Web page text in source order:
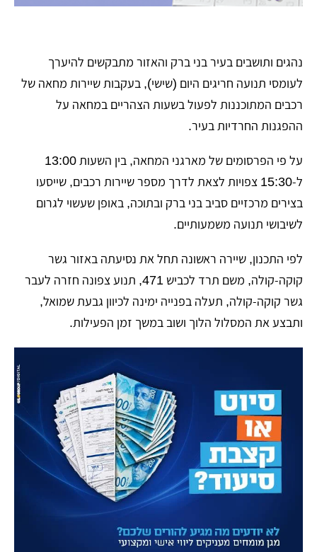
נהגים ותושבים בעיר בני ברק והאזור מתבקשים להיערך
לעומסי תנועה חריגים היום (שישי), בעקבות שיירות מחאה של
רכבים המתוכננות לפעול בשעות הצהריים במחאה על
ההפגנות החרדיות בעיר.
על פי הפרסומים של מארגני המחאה, בין השעות 13:00
ל-15:30 צפויות לצאת לדרך מספר שיירות רכבים, שייסעו
בצירים מרכזיים סביב בני ברק ובתוכה, באופן שעשוי לגרום
לשיבושי תנועה משמעותיים.
לפי התכנון, שיירה ראשונה תחל את נסיעתה באזור גשר
קוקה-קולה, משם תרד לכביש 471, תנוע צפונה חזרה לעבר
גשר קוקה-קולה, תעלה בפנייה ימינה לכיוון גבעת שמואל,
ותבצע את המסלול הלוך ושוב במשך זמן הפעילות.